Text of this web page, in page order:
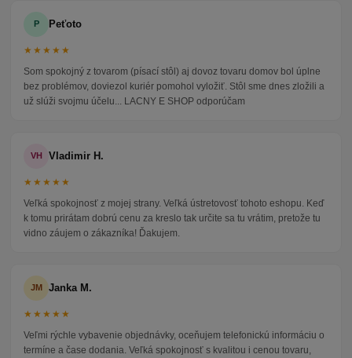
P Peťoto
★★★★★
Som spokojný z tovarom (písací stôl) aj dovoz tovaru domov bol úplne
bez problémov, doviezol kuriér pomohol vyložiť. Stôl sme dnes zložili a
už slúži svojmu účelu... LACNY E SHOP odporúčam
VH Vladimir H.
★★★★★
Veľká spokojnosť z mojej strany. Veľká ústretovosť tohoto eshopu. Keď
k tomu prirátam dobrú cenu za kreslo tak určite sa tu vrátim, pretože tu
vidno záujem o zákazníka! Ďakujem.
JM Janka M.
★★★★★
Veľmi rýchle vybavenie objednávky, oceňujem telefonickú informáciu o
termíne a čase dodania. Veľká spokojnosť s kvalitou i cenou tovaru,